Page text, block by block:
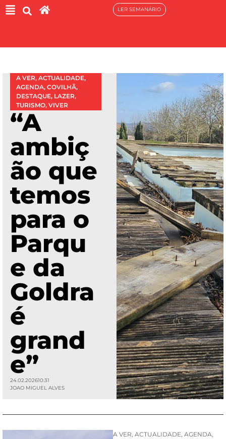
LER SEMANÁRIO
A VER, ACTUALIDADE,
AGENDA, COVILHÃ,
DESTAQUE, LAZER,
TURISMO, VIVER
“A
ambiç
ão que
temos
para o
Parqu
e da
Goldra
é
grand
e”
24.02.202610:31
JOAO MIGUEL ALVES
A VER, ACTUALIDADE, AGENDA,